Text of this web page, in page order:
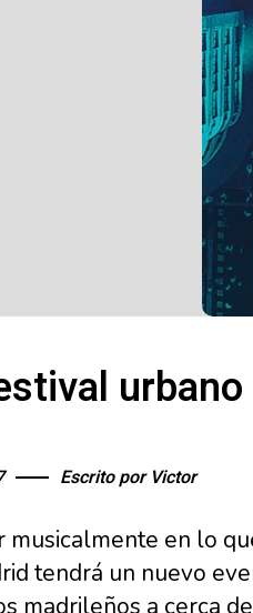
Escrito por Victor
musicalmente en lo
tendrá un nuevo
madrileños a cerca